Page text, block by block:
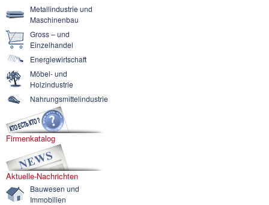
Metallindustrie und
Maschinenbau
Gross – und
Einzelhandel
Energiewirtschaft
Möbel- und
Holzindustrie
Nahrungsmittelindustrie
Firmenkatalog
Aktuelle-Nachrichten
Bauwesen und
Immobilien